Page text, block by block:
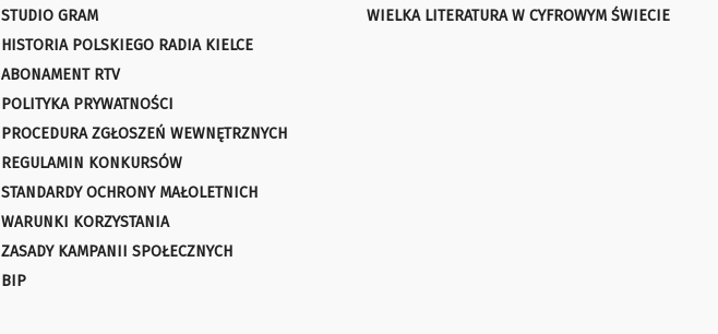
STUDIO GRAM
HISTORIA POLSKIEGO RADIA KIELCE
ABONAMENT RTV
POLITYKA PRYWATNOŚCI
PROCEDURA ZGŁOSZEŃ WEWNĘTRZNYCH
REGULAMIN KONKURSÓW
STANDARDY OCHRONY MAŁOLETNICH
WARUNKI KORZYSTANIA
ZASADY KAMPANII SPOŁECZNYCH
BIP
WIELKA LITERATURA W CYFROWYM ŚWIECIE